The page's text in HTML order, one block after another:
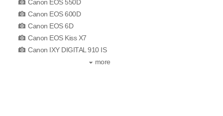
Canon EOS 550D
Canon EOS 600D
Canon EOS 6D
Canon EOS Kiss X7
Canon IXY DIGITAL 910 IS
more